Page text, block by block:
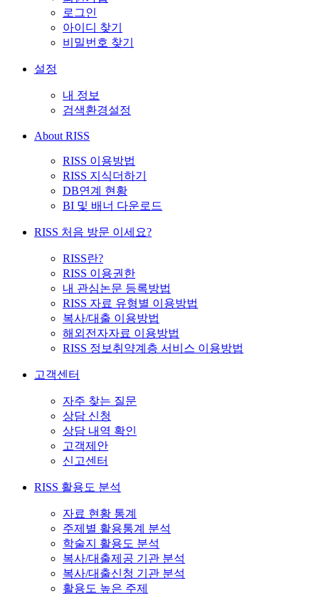
로그인
아이디 찾기
비밀번호 찾기
설정
내 정보
검색환경설정
About RISS
RISS 이용방법
RISS 지식더하기
DB연계 현황
BI 및 배너 다운로드
RISS 처음 방문 이세요?
RISS란?
RISS 이용권한
내 관심논문 등록방법
RISS 자료 유형별 이용방법
복사/대출 이용방법
해외전자자료 이용방법
RISS 정보취약계층 서비스 이용방법
고객센터
자주 찾는 질문
상담 신청
상담 내역 확인
고객제안
신고센터
RISS 활용도 분석
자료 현황 통계
주제별 활용통계 분석
학술지 활용도 분석
복사/대출제공 기관 분석
복사/대출신청 기관 분석
활용도 높은 주제